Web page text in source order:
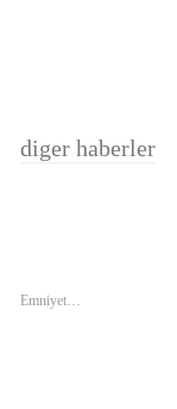
diger haberler
Emniyet…